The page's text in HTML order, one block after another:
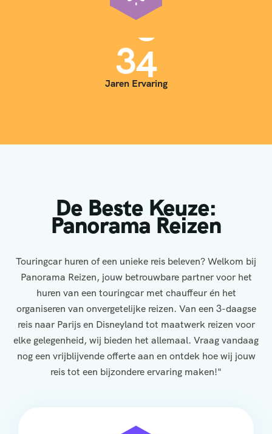
35
Jaren Ervaring
De Beste Keuze:
Panorama Reizen
Touringcar huren of een unieke reis beleven? Welkom bij
Panorama Reizen, jouw betrouwbare partner voor het
huren van een touringcar met chauffeur én het
organiseren van onvergetelijke reizen. Van een 3-daagse
reis naar Parijs en Disneyland tot maatwerk reizen voor
elke gelegenheid, wij bieden het allemaal. Vraag vandaag
nog een vrijblijvende offerte aan en ontdek hoe wij jouw
reis tot een bijzondere ervaring maken!"